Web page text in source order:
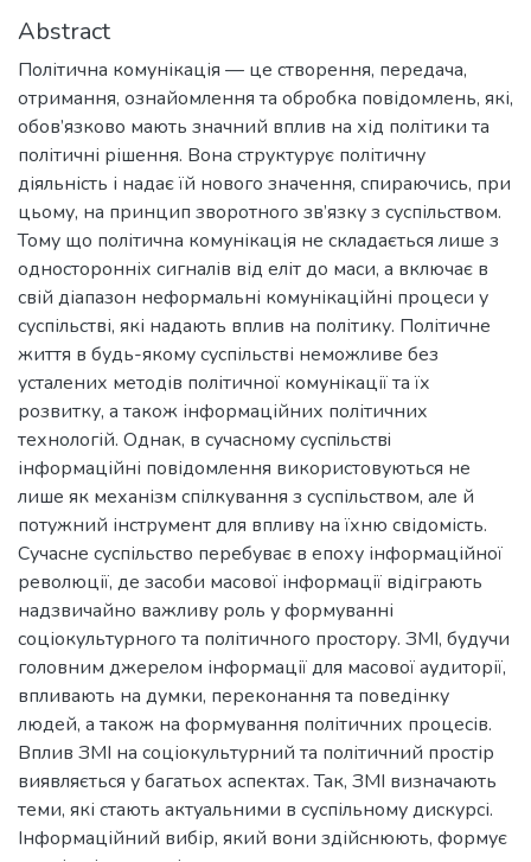
Abstract
Політична комунікація — це створення, передача,
отримання, ознайомлення та обробка повідомлень, які,
обов’язково мають значний вплив на хід політики та
політичні рішення. Вона структурує політичну
діяльність і надає їй нового значення, спираючись, при
цьому, на принцип зворотного зв’язку з суспільством.
Тому що політична комунікація не складається лише з
односторонніх сигналів від еліт до маси, а включає в
свій діапазон неформальні комунікаційні процеси у
суспільстві, які надають вплив на політику. Політичне
життя в будь-якому суспільстві неможливе без
усталених методів політичної комунікації та їх
розвитку, а також інформаційних політичних
технологій. Однак, в сучасному суспiльствi
інформаційні повідомлення використовуються не
лише як механізм спілкування з суспільством, але й
потужний інструмент для впливу на їхню свідомість.
Сучасне суспільство перебуває в епоху інформаційної
революції, де засоби масової інформації відіграють
надзвичайно важливу роль у формуванні
соціокультурного та політичного простору. ЗМІ, будучи
головним джерелом інформації для масової аудиторії,
впливають на думки, переконання та поведінку
людей, а також на формування політичних процесів.
Вплив ЗМІ на соціокультурний та політичний простір
виявляється у багатьох аспектах. Так, ЗМІ визначають
теми, які стають актуальними в суспільному дискурсі.
Інформаційний вибір, який вони здійснюють, формує